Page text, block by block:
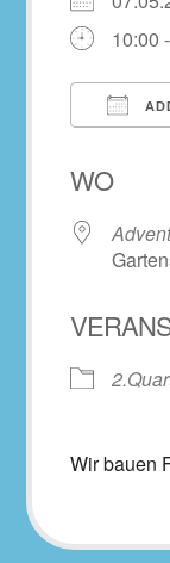
10:00
WO
Wir bauen